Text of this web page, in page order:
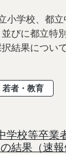
小学校、都
びに都立特
結果につい
若者・教育
学校等卒業
結果（速